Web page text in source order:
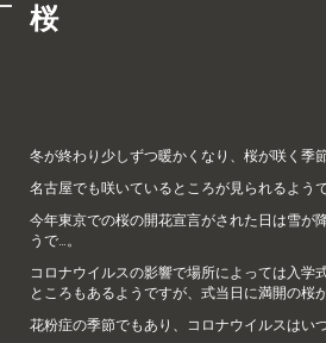
桜
冬が終わり少しずつ暖かくなり、桜が咲く季
名古屋でも咲いているところが見られるようで
今年東京での桜の開花宣言がされた日は雪が
うで…。
コロナウイルスの影響で場所によっては入学
ところもあるようですが、式当日に満開の桜
花粉症の季節でもあり、コロナウイルスはい